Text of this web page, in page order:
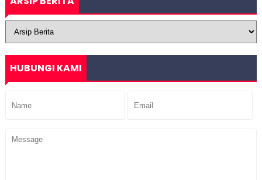
HUBUNGI KAMI